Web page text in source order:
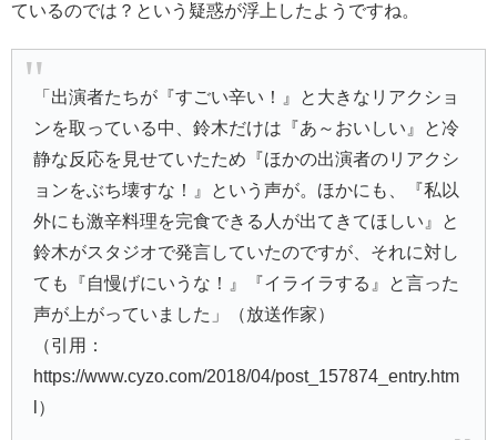
ているのでは？という疑惑が浮上したようですね。
「出演者たちが『すごい辛い！』と大きなリアクショ
ンを取っている中、鈴木だけは『あ～おいしい』と冷
静な反応を見せていたため『ほかの出演者のリアクシ
ョンをぶち壊すな！』という声が。ほかにも、『私以
外にも激辛料理を完食できる人が出てきてほしい』と
鈴木がスタジオで発言していたのですが、それに対し
ても『自慢げにいうな！』『イライラする』と言った
声が上がっていました」（放送作家）
（引用：
https://www.cyzo.com/2018/04/post_157874_entry.htm
l）